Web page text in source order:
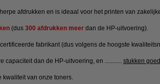
afdrukken en is ideaal voor het printen van
(dus 300 afdrukken meer dan de HP-uitvoering).
fabrikant (dus volgens de hoogste
capaciteit dan de HP-uitvoering, en ........... stukken
kwaliteit van onze toners.